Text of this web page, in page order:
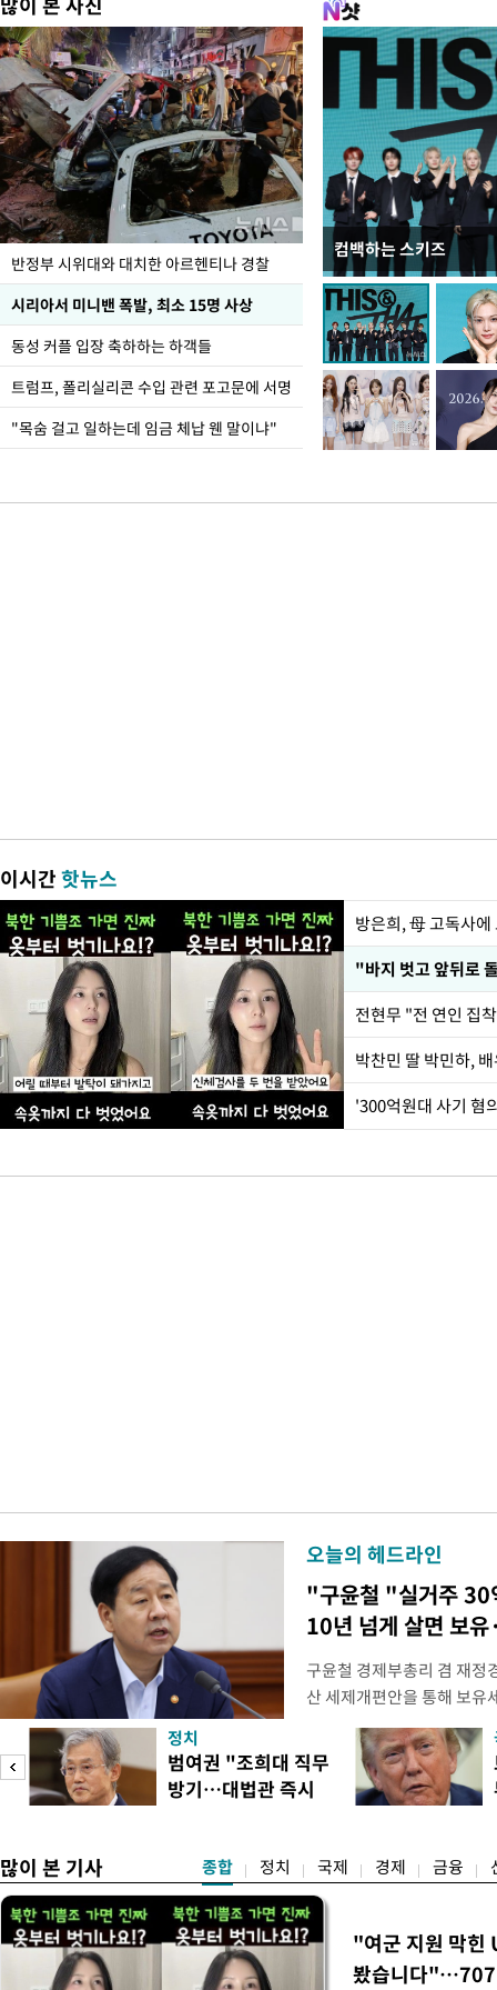
반정부 시위대와 대치한 아르헨티나 경찰
시리아서 미니밴 폭발, 최소 15명 사상
동성 커플 입장 축하하는 하객들
트럼프, 폴리실리콘 수입 관련 포고문에 서명
"목숨 걸고 일하는데 임금 체납 웬 말이냐"
컴백하는 스키즈
입추 코앞인데 전국엔
이시간핫뉴스
방은희, 母 고독사
'300억원대 사기 혐
오늘의 헤드라인
"구윤철 "실거주 30
10년 넘게 살면 보
구윤철 경제부총리 겸 재정
산 세제개편안을 통해 보유
지적에 대해 "사는(실거주
어들고 나중에 팔 때 양도
총리는 이날 오전 MBC 라
터뷰에서 "이게(30억원 이
정치
범여권 "조희대 직무
방기…대법관 즉시
많이 본 기사 종합 정치 국제 경제 금융
"여군 지원 막힌
봤습니다"…707